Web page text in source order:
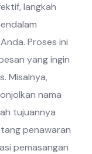
langkah
Proses ini
yang ingin
Misalnya,
nama
tujuannya
penawaran
pemasangan